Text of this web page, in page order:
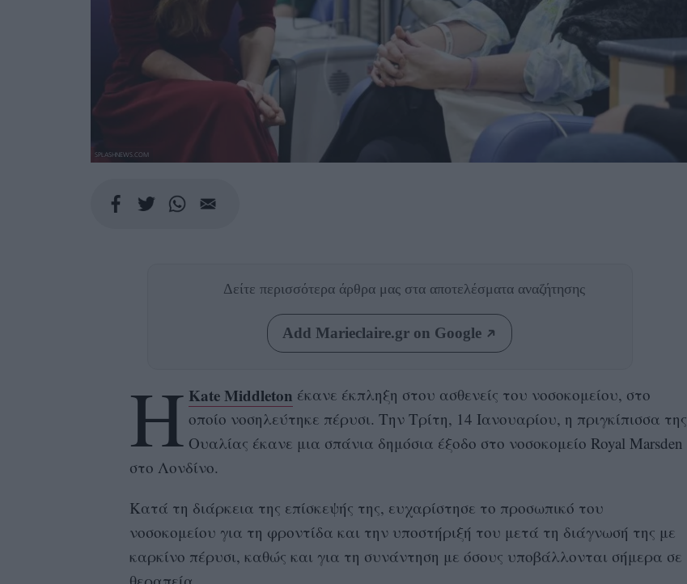
SPLASHNEWS.COM
Δείτε περισσότερα άρθρα μας στα αποτελέσματα αναζήτησης
Add Marieclaire.gr on Google
Η Kate Middleton έκανε έκπληξη στου ασθενείς του νοσοκομείου, στο
οποίο νοσηλεύτηκε πέρυσι. Την Τρίτη, 14 Ιανουαρίου, η πριγκίπισσα της
Ουαλίας έκανε μια σπάνια δημόσια έξοδο στο νοσοκομείο Royal Marsden
στο Λονδίνο.
Κατά τη διάρκεια της επίσκεψής της, ευχαρίστησε το προσωπικό του
νοσοκομείου για τη φροντίδα και την υποστήριξή του μετά τη διάγνωσή της με
καρκίνο πέρυσι, καθώς και για τη συνάντηση με όσους υποβάλλονται σήμερα σε